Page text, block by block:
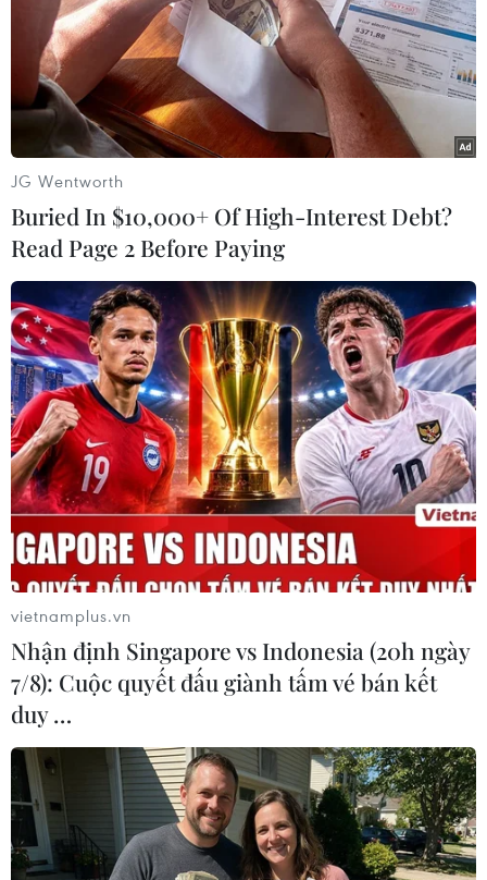
Tiền đạo Nguyễn Tiến Linh được kỳ vọng sẽ lấy lại phong độ
sau một mùa giải đáng quên cùng Becamex Bình Dương. (Ảnh:
Việt Anh/Vietnam+)
thuật cho các học trò. (Ảnh: Việt Anh/Vietnam+)
JG Wentworth
Buried In $10,000+ Of High-Interest Debt?
Read Page 2 Before Paying
vietnamplus.vn
Nhận định Singapore vs Indonesia (20h ngày
7/8): Cuộc quyết đấu giành tấm vé bán kết
duy …